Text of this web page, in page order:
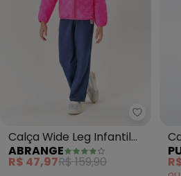
Calça Wide Leg Infantil
Menina Denim (Azul)
ABRANGE
R$ 47,97R$ 159,90